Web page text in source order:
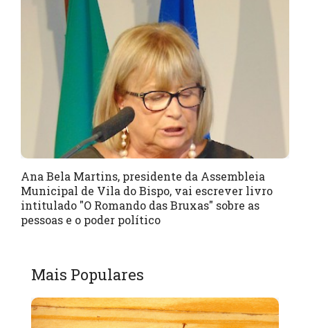
Ana Bela Martins, presidente da Assembleia
Municipal de Vila do Bispo, vai escrever livro
intitulado "O Romando das Bruxas" sobre as
pessoas e o poder político
Mais Populares